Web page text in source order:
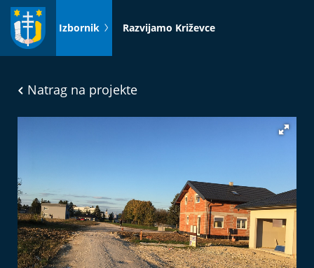
Idi
sadržaj
Izbornik Razvijamo Križevce
Natrag na projekte